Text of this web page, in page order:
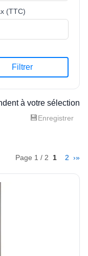
(TTC)
Filtrer
à votre sélection
💾Enregistrer
Page 1 / 2 1 2 ›»